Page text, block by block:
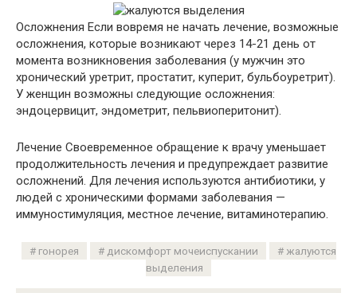
Осложнения Если вовремя не начать лечение, возможные
осложнения, которые возникают через 14-21 день от
момента возникновения заболевания (у мужчин это
хронический уретрит, простатит, куперит, бульбоуретрит).
У женщин возможны следующие осложнения:
эндоцервицит, эндометрит, пельвиоперитонит).
Лечение Своевременное обращение к врачу уменьшает
продолжительность лечения и предупреждает развитие
осложнений. Для лечения используются антибиотики, у
людей с хроническими формами заболевания —
иммуностимуляция, местное лечение, витаминотерапию.
гонорея дискомфорт мочеиспускании
жалуются
выделения